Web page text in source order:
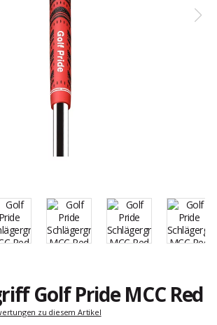
Golf Pride MCC Red
zu diesem Artikel